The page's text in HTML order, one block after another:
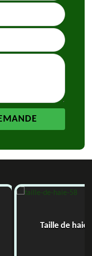
Taille de haie